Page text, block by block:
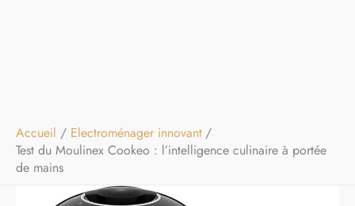
Accueil
Electroménager innovant
Test du Moulinex Cookeo : l’intelligence culinaire à portée
de mains